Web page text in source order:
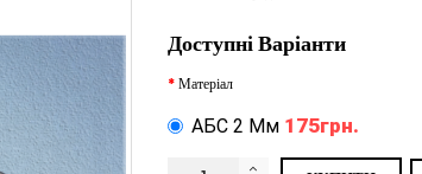
Доступні Варіанти
Матеріал
АБС 2 Мм 175грн.